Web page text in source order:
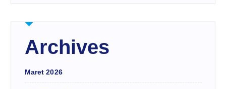
Archives
Maret 2026